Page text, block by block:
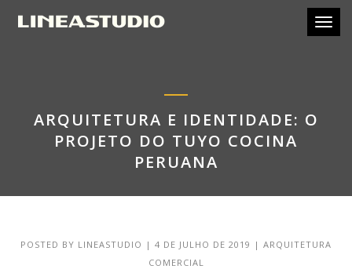
ARQUITETURA E IDENTIDADE: O
PROJETO DO TUYO COCINA
PERUANA
POSTED BY LINEASTUDIO | 4 DE JULHO DE 2019 | ARQUITETURA
COMERCIAL